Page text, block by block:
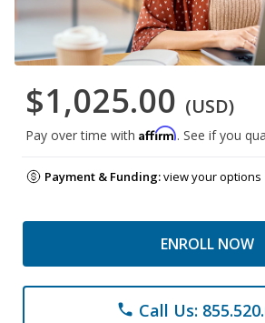
$1,025.00 (USD)
Pay over time with Affirm. See if you
Payment & Funding:view your options
ENROLL NOW
phone Call Us: